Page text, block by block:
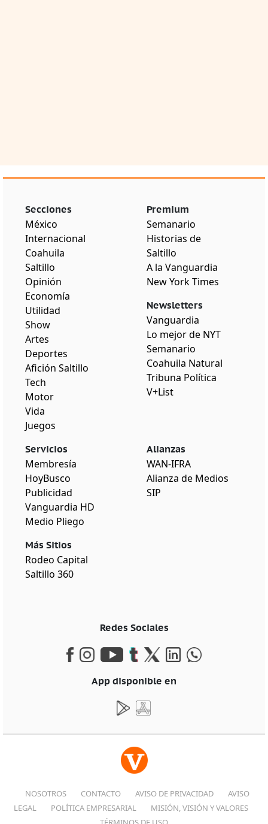
Secciones
México
Internacional
Coahuila
Saltillo
Opinión
Economía
Utilidad
Show
Artes
Deportes
Afición Saltillo
Tech
Motor
Vida
Juegos
Premium
Semanario
Historias de
Saltillo
A la Vanguardia
New York Times
Newsletters
Vanguardia
Lo mejor de NYT
Semanario
Coahuila Natural
Tribuna Política
V+List
Servicios
Membresía
HoyBusco
Publicidad
Vanguardia HD
Medio Pliego
Más Sitios
Rodeo Capital
Saltillo 360
Alianzas
WAN-IFRA
Alianza de Medios
SIP
Redes Sociales
App disponible en
NOSOTROS CONTACTO AVISO DE PRIVACIDAD
AVISO
LEGAL
POLÍTICA EMPRESARIAL
MISIÓN, VISIÓN Y VALORES